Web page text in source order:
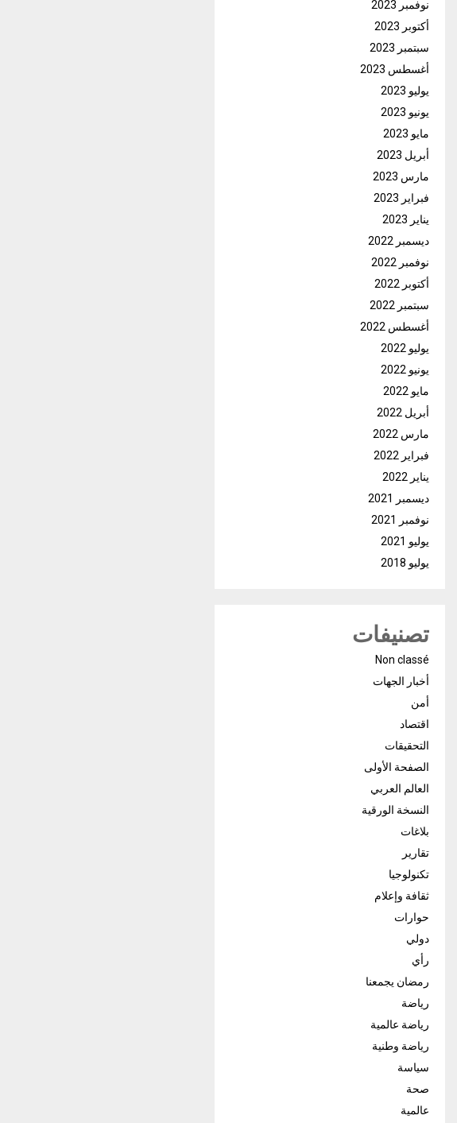
نوفمبر 2023
أكتوبر 2023
سبتمبر 2023
أغسطس 2023
يوليو 2023
يونيو 2023
مايو 2023
أبريل 2023
مارس 2023
فبراير 2023
يناير 2023
ديسمبر 2022
نوفمبر 2022
أكتوبر 2022
سبتمبر 2022
أغسطس 2022
يوليو 2022
يونيو 2022
مايو 2022
أبريل 2022
مارس 2022
فبراير 2022
يناير 2022
ديسمبر 2021
نوفمبر 2021
يوليو 2021
يوليو 2018
تصنيفات
Non classé
أخبار الجهات
أمن
اقتصاد
التحقيقات
الصفحة الأولى
العالم العربي
النسخة الورقية
بلاغات
تقارير
تكنولوجيا
ثقافة وإعلام
حوارات
دولي
رأي
رمضان يجمعنا
رياضة
رياضة عالمية
رياضة وطنية
سياسة
صحة
عالمية